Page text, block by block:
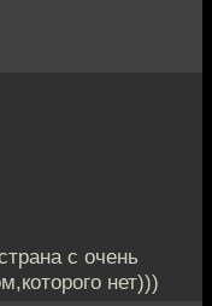
с очень
нет)))